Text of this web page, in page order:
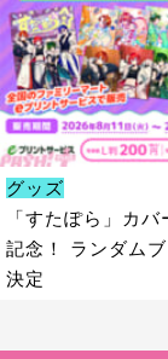
グッズ
「すたぽら」カ
記念！ ランダム
決定